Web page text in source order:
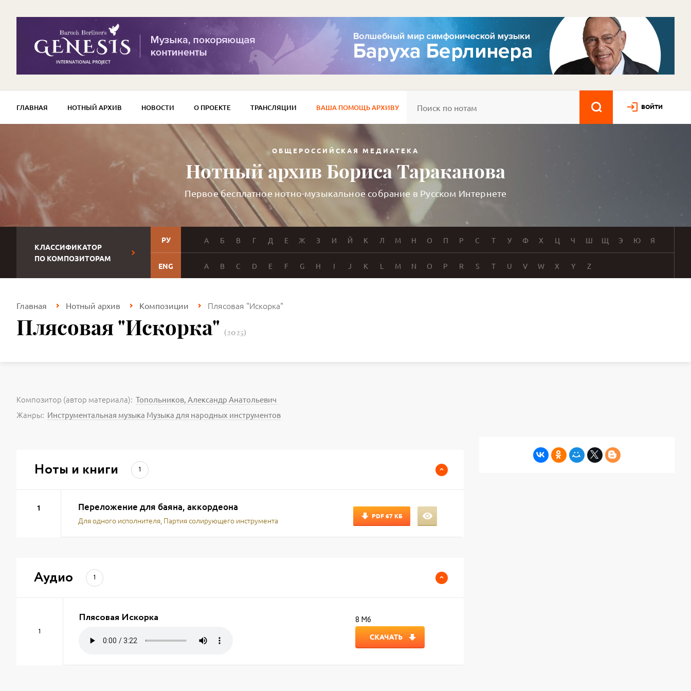
ГЛАВНАЯ НОТНЫЙ АРХИВ НОВОСТИ О ПРОЕКТЕ ТРАНСЛЯЦИИ ВАША ПОМОЩЬ АРХИВУ ВОЙТИ
ОБЩЕРОССИЙСКАЯ МЕДИАТЕКА
Нотный архив Бориса Тараканова
Первое бесплатное нотно-музыкальное собрание в Русском Интернете
КЛАССИФИКАТОР
ПО КОМПОЗИТОРАМ
РУ А Б В Г Д Е Ж З И Й К Л М Н О П Р С Т У Ф Х Ц Ч Ш Щ Э Ю Я
ENG A B C D E F G H I J K L M N O P R S T U V W X Y Z
Главная Нотный архив Композиции Плясовая "Искорка"
Плясовая "Искорка" (2025)
Композитор (автор материала): Топольников, Александр Анатольевич
Жанры: Инструментальная музыка Музыка для народных инструментов
Ноты и книги 1
1 Переложение для баяна, аккордеона
Для одного исполнителя, Партия солирующего инструмента PDF67 КБ
Аудио 1
1
Плясовая Искорка 8 Мб